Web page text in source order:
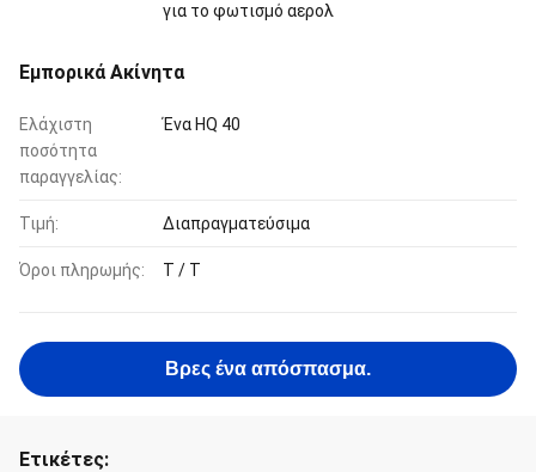
για το φωτισμό αερολ
Εμπορικά Ακίνητα
Ελάχιστη
ποσότητα
παραγγελίας:
Ένα HQ 40
Τιμή: Διαπραγματεύσιμα
Όροι πληρωμής: T / T
Βρες ένα απόσπασμα.
Ετικέτες: